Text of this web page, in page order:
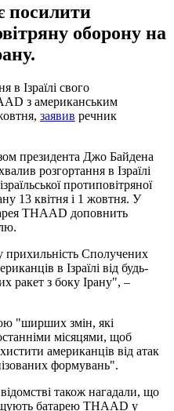
посилити
оборону на
Ізраїлі свого
з американським
заявив речник
президента Джо Байдена
розгортання в Ізраїлі
протиповітряної
13 квітня і 1 жовтня. У
THAAD доповнить
прихильність Сполучених
в Ізраїлі від будь-
ракет з боку Ірану", –
"ширших змін, які
місяцями, щоб
американців від атак
формувань".
також нагадали, що
батарею THAAD у